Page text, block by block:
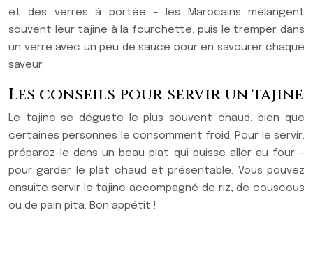
et des verres à portée – les Marocains mélangent
souvent leur tajine à la fourchette, puis le tremper dans
un verre avec un peu de sauce pour en savourer chaque
saveur.
Les conseils pour servir un tajine
Le tajine se déguste le plus souvent chaud, bien que
certaines personnes le consomment froid. Pour le servir,
préparez-le dans un beau plat qui puisse aller au four –
pour garder le plat chaud et présentable. Vous pouvez
ensuite servir le tajine accompagné de riz, de couscous
ou de pain pita. Bon appétit !